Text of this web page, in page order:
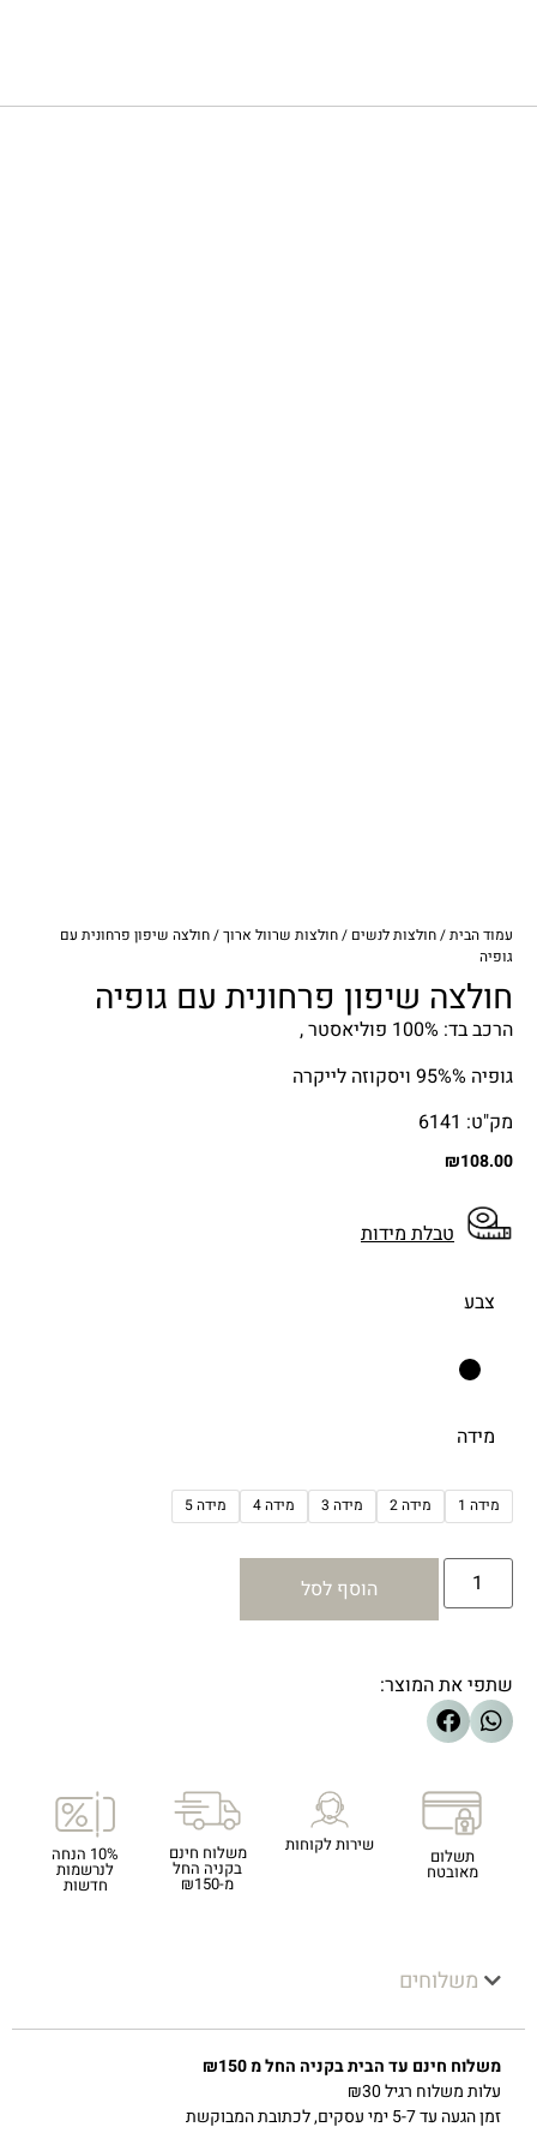
עמוד הבית/חולצות לנשים /חולצות שרוול ארוך/ חולצה שיפון פרחונית עם
גופיה
חולצה שיפון פרחונית עם גופיה
הרכב בד: 100% פוליאסטר ,
גופיה 95%% ויסקוזה לייקרה
מק"ט: 6141
₪108.00
טבלת מידות
צבע
מידה
מידה 1 מידה 2 מידה 3 מידה 4 מידה 5
הוסף לסל
שתפי את המוצר:
תשלום
מאובטח
שירות לקוחות משלוח חינם
בקניה החל
מ-₪150
10% הנחה
לנרשמות
חדשות
משלוחים
משלוח חינם עד הבית בקניה החל מ ₪150
עלות משלוח רגיל ₪30
זמן הגעה עד 5-7 ימי עסקים, לכתובת המבוקשת